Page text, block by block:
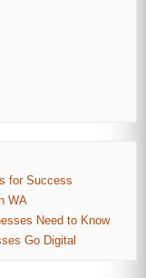
for Success
WA
Need to Know
Go Digital